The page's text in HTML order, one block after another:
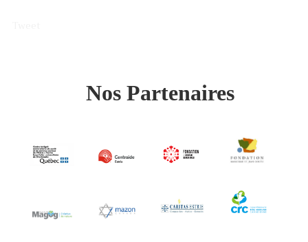
Nos Partenaires